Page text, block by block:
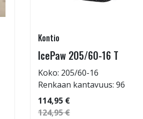
Kontio
IcePaw 205/60-16 T
Koko: 205/60-16
Renkaan kantavuus: 96
114,95 €
124,95 €